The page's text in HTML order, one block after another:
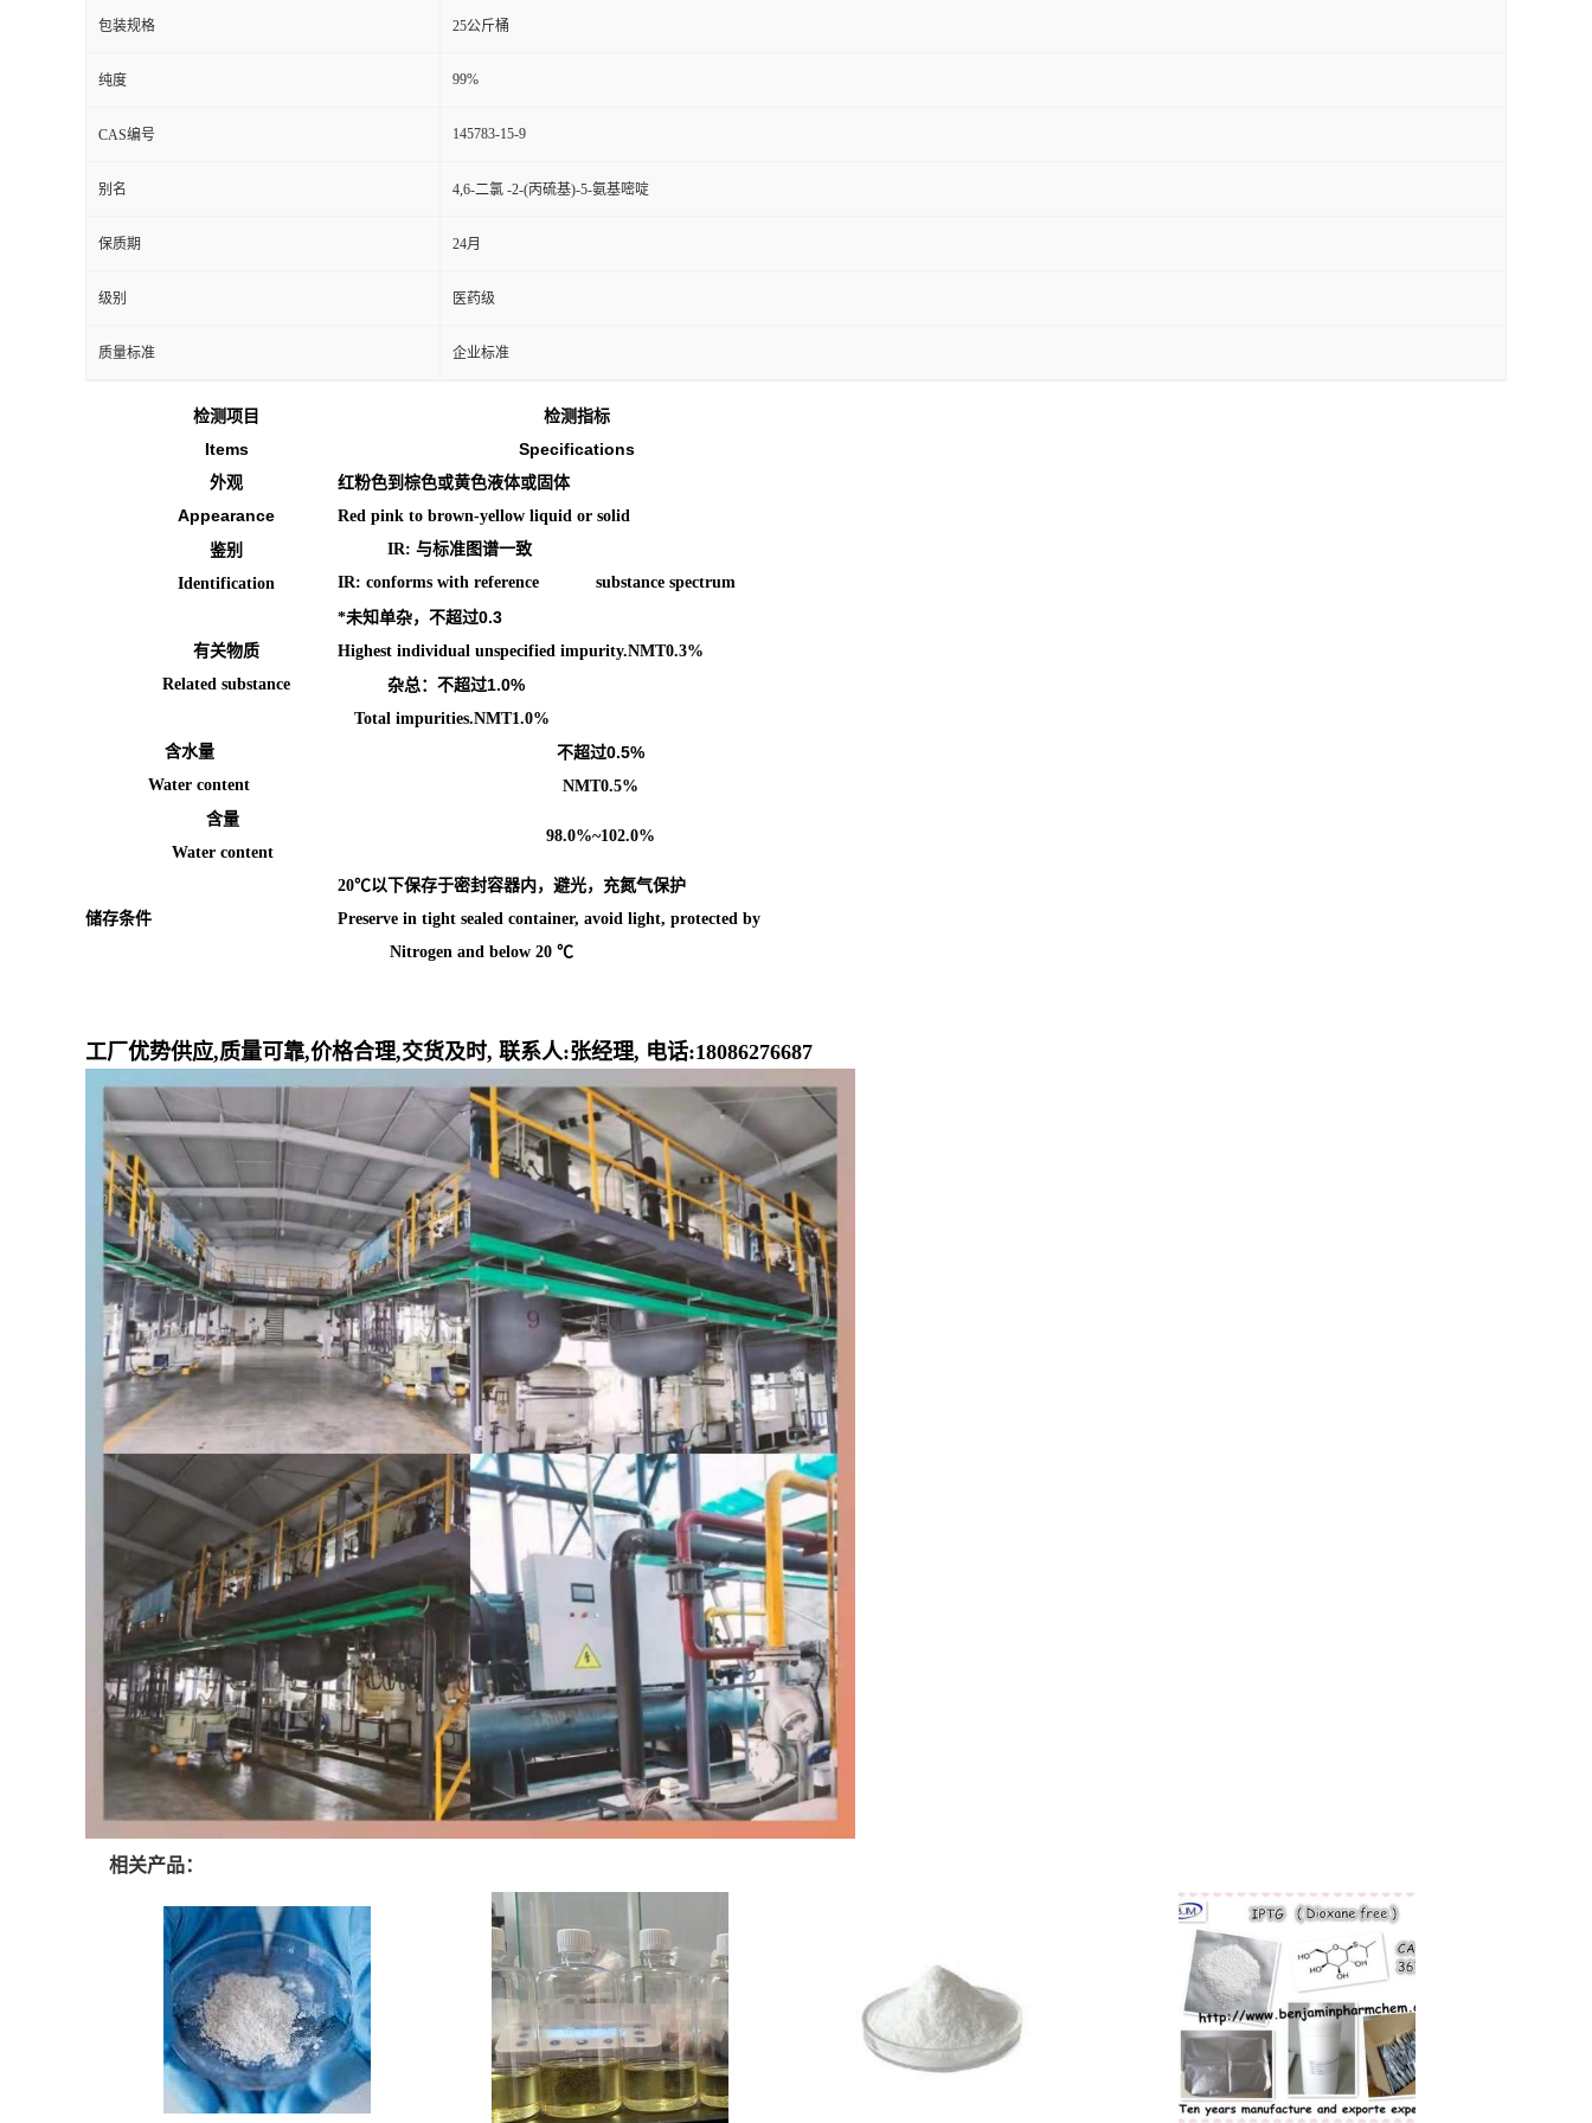
包装规格 25公斤桶
纯度 99%
CAS编号 145783-15-9
别名 4,6-二氯 -2-(丙硫基)-5-氨基嘧啶
保质期 24月
级别 医药级
质量标准 企业标准
检测项目
Items
检测指标
Specifications
外观
Appearance
红粉色到棕色或黄色液体或固体
Red pink to brown-yellow liquid or solid
鉴别
Identification
IR: 与标准图谱一致
IR: conforms with reference substance spectrum
有关物质
Related substance
*未知单杂，不超过0.3
Highest individual unspecified impurity.NMT0.3%
杂总：不超过1.0%
Total impurities.NMT1.0%
含水量
Water content
不超过0.5%
NMT0.5%
含量
Water content
98.0%~102.0%
储存条件
20℃以下保存于密封容器内，避光，充氮气保护
Preserve in tight sealed container, avoid light, protected by
Nitrogen and below 20 ℃
工厂优势供应,质量可靠,价格合理,交货及时, 联系人:张经理, 电话:18086276687
相关产品：